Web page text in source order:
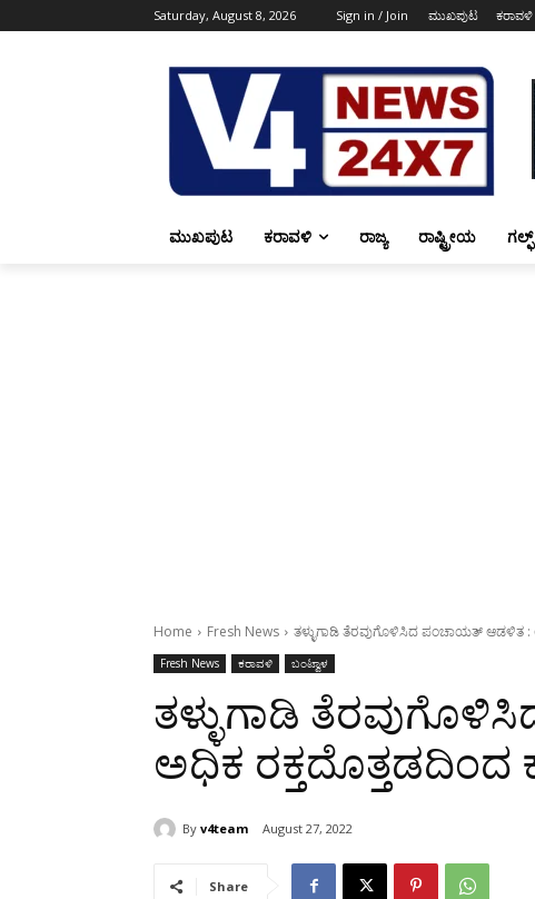
Saturday, August 8, 2026 Sign in / Join ಮುಖಪುಟ ಕರಾವಳಿ
ಮುಖಪುಟ ಕರಾವಳಿ ರಾಜ್ಯ ರಾಷ್ಟ್ರೀಯ ಗಲ್ಫ್
Home Fresh News ತಳ್ಳುಗಾಡಿ ತೆರವುಗೊಳಿಸಿದ ಪಂಚಾಯತ್ ಆಡಳಿತ :
Fresh News ಕರಾವಳಿ ಬಂಟ್ವಾಳ
ತಳ್ಳುಗಾಡಿ
ಅಧಿಕ ರಕ್ತದೊತ್ತಡದಿಂದ
By v4team August 27, 2022
Share